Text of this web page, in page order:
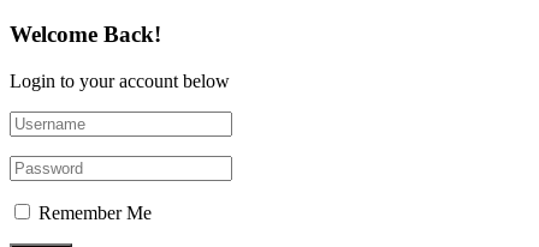
Welcome Back!
Login to your account below
Remember Me